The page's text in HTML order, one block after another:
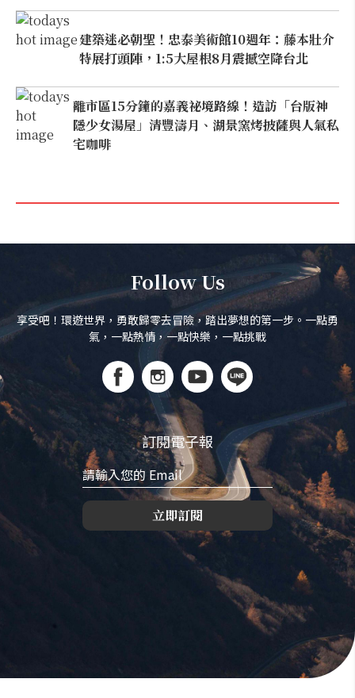
建築迷必朝聖！忠泰美術館10週年：藤本壯介
特展打頭陣，1:5大屋根8月震撼空降台北
離市區15分鐘的嘉義祕境路線！造訪「台版神
隱少女湯屋」清豐濤月、湖景窯烤披薩與人氣私
宅咖啡
Follow Us
享受吧！環遊世界，勇敢歸零去冒險，踏出夢想的第一步。一點勇
氣，一點熱情，一點快樂，一點挑戰
訂閱電子報
立即訂閱